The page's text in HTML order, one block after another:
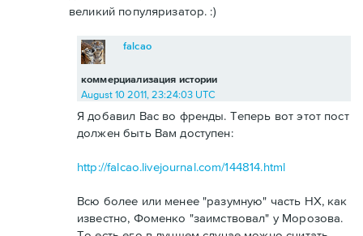
великий популяризатор. :)
коммерциализация истории
falcao
August 10 2011, 23:24:03 UTC
Я добавил Вас во френды. Теперь вот этот пост
должен быть Вам доступен:
http://falcao.livejournal.com/144814.html
Всю более или менее "разумную" часть НХ, как
известно, Фоменко "заимствовал" у Морозова.